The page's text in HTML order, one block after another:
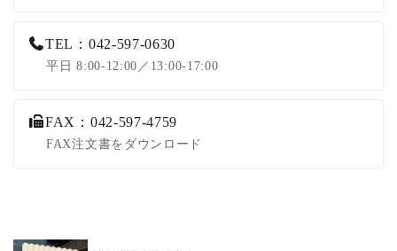
TEL：042-597-0630
平日 8:00-12:00／13:00-17:00
FAX：042-597-4759
FAX注文書をダウンロード